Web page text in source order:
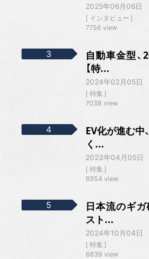
2025年06月06日
インタビュー
7756 view
自動車金型
【特...
2024年02月05日
特集
7038 view
EV化が進む中
く...
2023年04月05日
特集
6954 view
日本流のギガ
スト...
2024年10月04日
特集
6839 view